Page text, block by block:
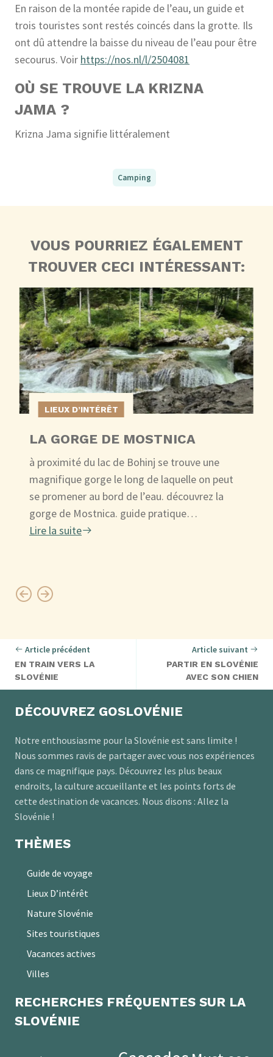
En raison de la montée rapide de l’eau, un guide et
trois touristes sont restés coincés dans la grotte. Ils
ont dû attendre la baisse du niveau de l’eau pour être
secourus. Voir https://nos.nl/l/2504081
OÙ SE TROUVE LA KRIZNA
JAMA ?
Krizna Jama signifie littéralement
Camping
VOUS POURRIEZ ÉGALEMENT
TROUVER CECI INTÉRESSANT:
LIEUX D’INTÉRÊT
LA GORGE DE MOSTNICA
à proximité du lac de Bohinj se trouve une
magnifique gorge le long de laquelle on peut
se promener au bord de l’eau. découvrez la
gorge de Mostnica. guide pratique…
Lire la suite
Article précédent
EN TRAIN VERS LA
SLOVÉNIE
Article suivant
PARTIR EN SLOVÉNIE
AVEC SON CHIEN
DÉCOUVREZ GOSLOVÉNIE
Notre enthousiasme pour la Slovénie est sans limite !
Nous sommes ravis de partager avec vous nos expériences
dans ce magnifique pays. Découvrez les plus beaux
endroits, la culture accueillante et les points forts de
cette destination de vacances. Nous disons : Allez la
Slovénie !
THÈMES
Guide de voyage
Lieux D’intérêt
Nature Slovénie
Sites touristiques
Vacances actives
Villes
RECHERCHES FRÉQUENTES SUR LA
SLOVÉNIE